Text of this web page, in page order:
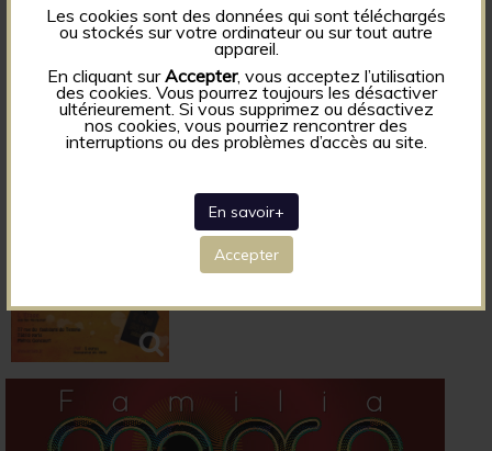
Les cookies sont des données qui sont téléchargés
ou stockés sur votre ordinateur ou sur tout autre
appareil.
En cliquant surAccepter, vous acceptez l’utilisation
des cookies. Vous pourrez toujours les désactiver
ultérieurement. Si vous supprimez ou désactivez
nos cookies, vous pourriez rencontrer des
interruptions ou des problèmes d’accès au site.
En savoir+
Accepter